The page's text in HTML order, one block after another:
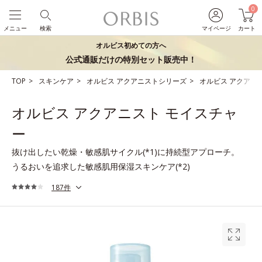
マイページ
0
カート
検索
メニュー
オルビス初めての方へ
公式通販だけの特別セット販売中！
TOP スキンケア オルビス アクアニストシリーズ オルビス アクアニ
オルビス アクアニスト モイスチャ
ー
抜け出したい乾燥・敏感肌サイクル(*1)に持続型アプローチ。
うるおいを追求した敏感肌用保湿スキンケア(*2)
187件